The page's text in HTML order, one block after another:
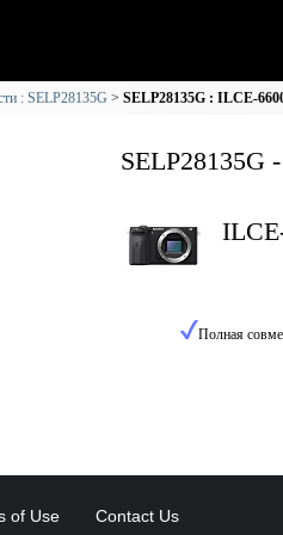
: SELP28135G SELP28135G : ILCE-
SELP28135G
Полная
of Use Contact Us